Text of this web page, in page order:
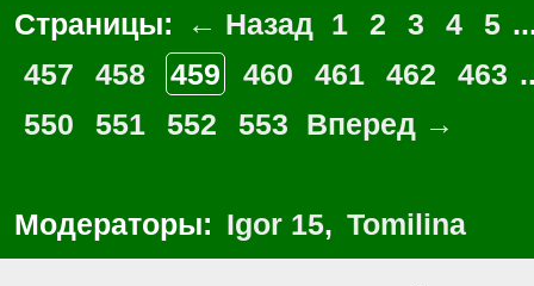
Страницы: ← Назад 1 2 3 4 5
457
458 459 460 461 462 463
550
551 552 553 Вперед →
Модераторы: Igor 15, Tomilina